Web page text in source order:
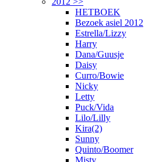
HETBOEK
Bezoek asiel 2012
Estrella/Lizzy
Harry
Dana/Guusje
Daisy
Curro/Bowie
Nicky
Letty
Puck/Vida
Lilo/Lilly
Kira(2)
Sunny
Quinto/Boomer
Misty